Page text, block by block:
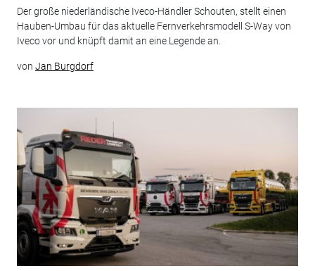
Der große niederländische Iveco-Händler Schouten, stellt einen
Hauben-Umbau für das aktuelle Fernverkehrsmodell S-Way von
Iveco vor und knüpft damit an eine Legende an.
von Jan Burgdorf